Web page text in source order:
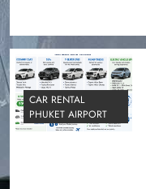
CAR RENTAL
PHUKET AIRPORT